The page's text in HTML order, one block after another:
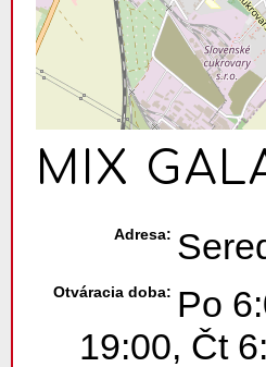
MIX
Adresa:
Otváracia doba: Po
19:00, Čt